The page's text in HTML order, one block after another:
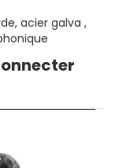
acier galva ,